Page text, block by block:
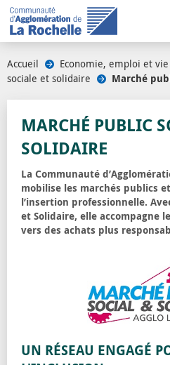
Accueil Economie, emploi et
sociale et solidaire
Marché
MARCHÉ PUBLIC
SOLIDAIRE
La Communauté
mobilise les marchés publics
l’insertion professionnelle.
et Solidaire, elle accompagne
vers des achats plus
UN RÉSEAU ENGAGÉ